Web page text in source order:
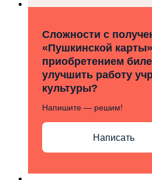
Сложности с
«Пушкинской
приобретением
улучшить работу
культуры?
Напишите — решим!
Написать